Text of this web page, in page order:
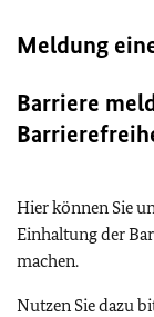
Meldung
Barriere
Hier können Sie
Einhaltung der
machen.
Nutzen Sie dazu